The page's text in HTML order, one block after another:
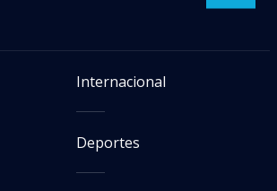
Internacional
Deportes